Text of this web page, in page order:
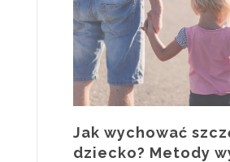
Jak wychować
dziecko? Metody